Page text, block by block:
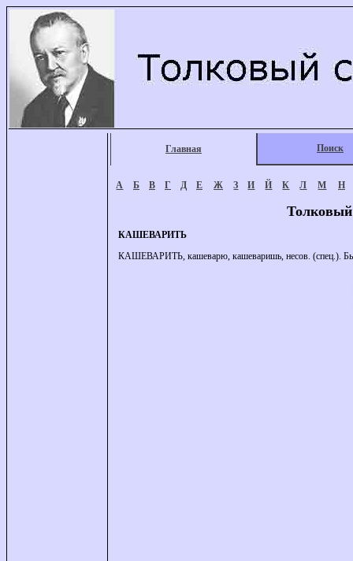
Главная Поиск
А Б В Г Д Е Ж З И Й К Л М Н
КАШЕВАРИТЬ
КАШЕВАРИТЬ, кашеварю, кашеваришь, несов. (спец.).